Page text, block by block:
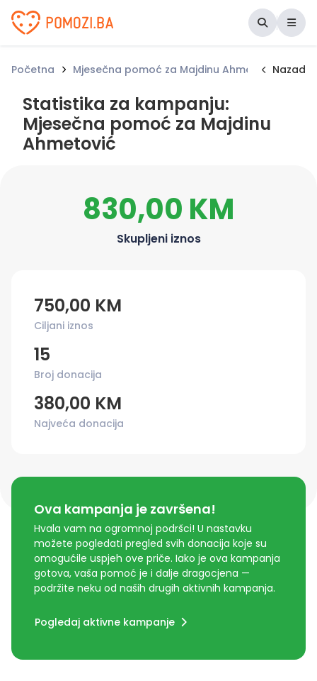
Udruženje Pomozi.ba
Početna Mjesečna pomoć za Majdinu AhmetovićNazad
Statistika za kampanju:
Mjesečna pomoć za Majdinu
Ahmetović
830,00 KM
Skupljeni iznos
750,00 KM
Ciljani iznos
15
Broj donacija
380,00 KM
Najveća donacija
Ova kampanja je završena!
Hvala vam na ogromnoj podršci! U nastavku
možete pogledati pregled svih donacija koje su
omogućile uspjeh ove priče. Iako je ova kampanja
gotova, vaša pomoć je i dalje dragocjena —
podržite neku od naših drugih aktivnih kampanja.
Pogledaj aktivne kampanje